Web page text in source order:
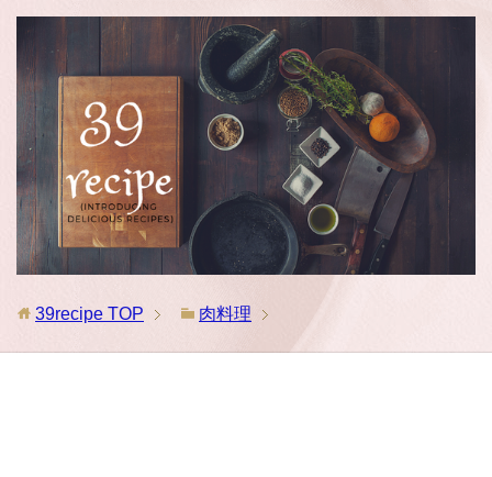
39recipe TOP 肉料理